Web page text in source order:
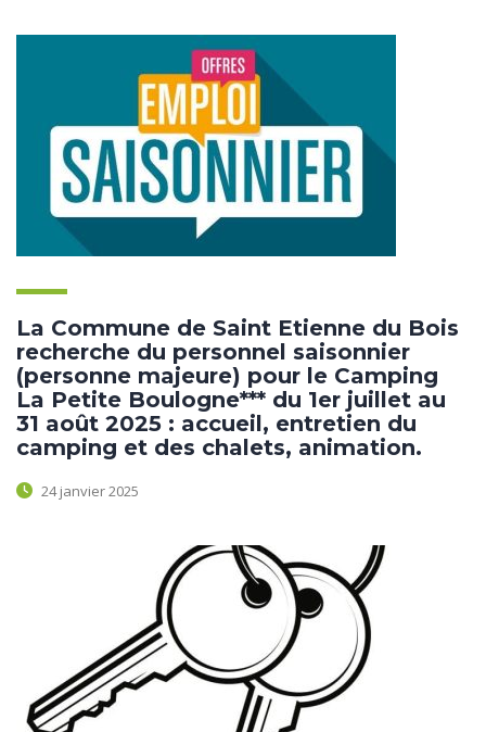
La Commune de Saint Etienne du Bois
recherche du personnel saisonnier
(personne majeure) pour le Camping
La Petite Boulogne*** du 1er juillet au
31 août 2025 : accueil, entretien du
camping et des chalets, animation.
24 janvier 2025